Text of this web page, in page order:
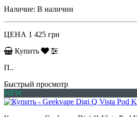
Наличие: В наличии
ЦЕНА 1 425 грн
Купить
П..
Быстрый просмотр
NEW